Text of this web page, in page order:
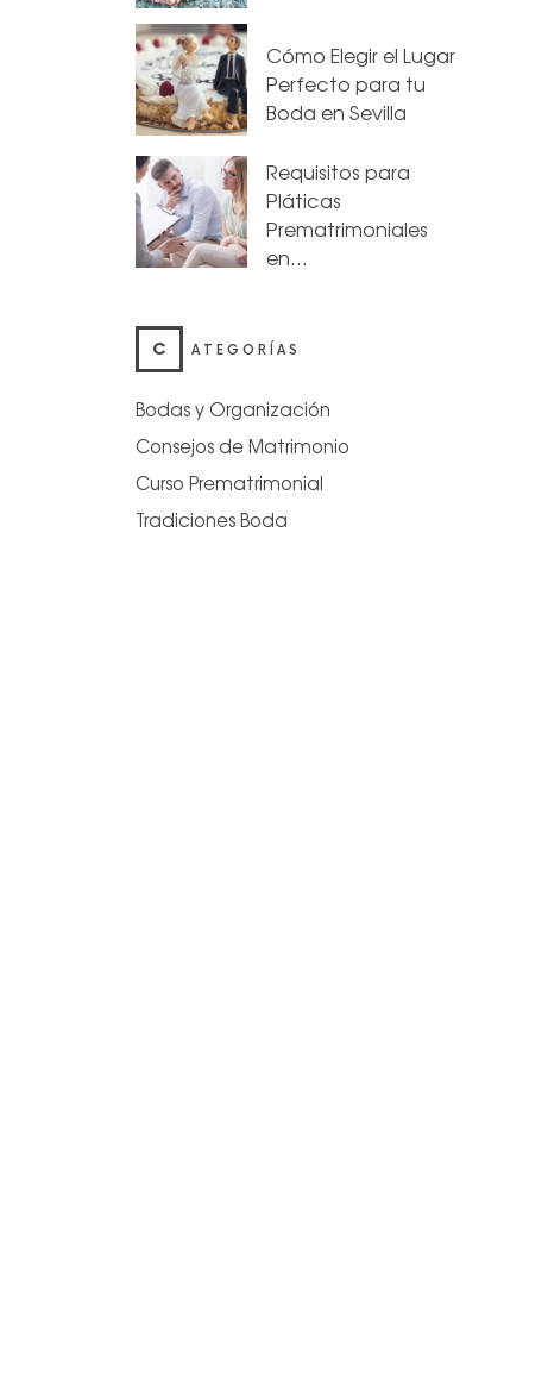
Cómo Elegir el Lugar
Perfecto para tu
Boda en Sevilla
Requisitos para
Pláticas
Prematrimoniales
en…
C ATEGORÍAS
Bodas y Organización
Consejos de Matrimonio
Curso Prematrimonial
Tradiciones Boda